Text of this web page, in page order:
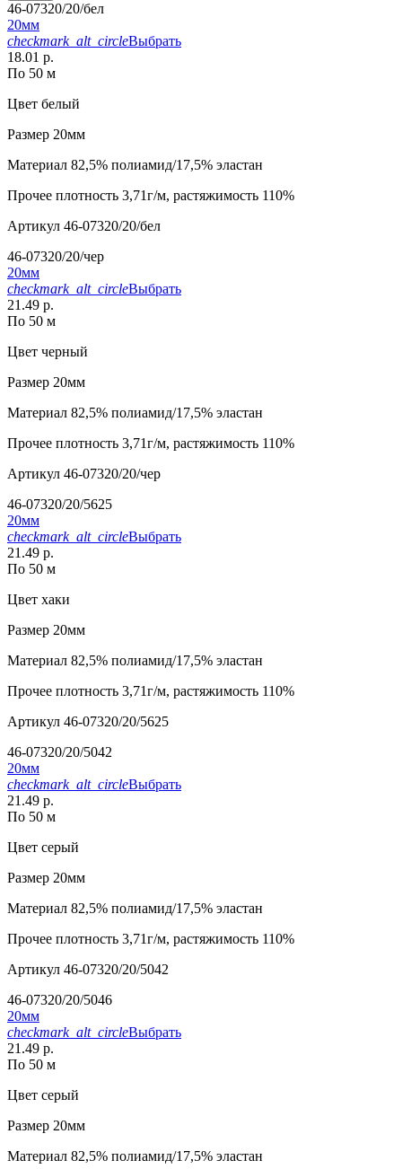
46-07320/20/бел
20мм
checkmark_alt_circleВыбрать
18.01 р.
По 50 м
Цвет белый
Размер 20мм
Материал 82,5% полиамид/17,5% эластан
Прочее плотность 3,71г/м, растяжимость 110%
Артикул 46-07320/20/бел
46-07320/20/чер
20мм
checkmark_alt_circleВыбрать
21.49 р.
По 50 м
Цвет черный
Размер 20мм
Материал 82,5% полиамид/17,5% эластан
Прочее плотность 3,71г/м, растяжимость 110%
Артикул 46-07320/20/чер
46-07320/20/5625
20мм
checkmark_alt_circleВыбрать
21.49 р.
По 50 м
Цвет хаки
Размер 20мм
Материал 82,5% полиамид/17,5% эластан
Прочее плотность 3,71г/м, растяжимость 110%
Артикул 46-07320/20/5625
46-07320/20/5042
20мм
checkmark_alt_circleВыбрать
21.49 р.
По 50 м
Цвет серый
Размер 20мм
Материал 82,5% полиамид/17,5% эластан
Прочее плотность 3,71г/м, растяжимость 110%
Артикул 46-07320/20/5042
46-07320/20/5046
20мм
checkmark_alt_circleВыбрать
21.49 р.
По 50 м
Цвет серый
Размер 20мм
Материал 82,5% полиамид/17,5% эластан